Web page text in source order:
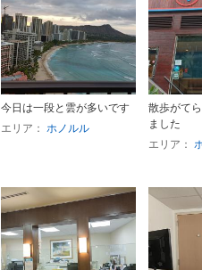
今日は一段と雲が多いです
エリア： ホノルル
散歩がて
ました
エリア：